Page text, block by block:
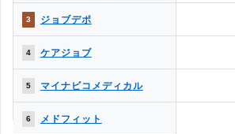
3 ジョブデポ
4 ケアジョブ
5 マイナビコメディカル
6 メドフィット